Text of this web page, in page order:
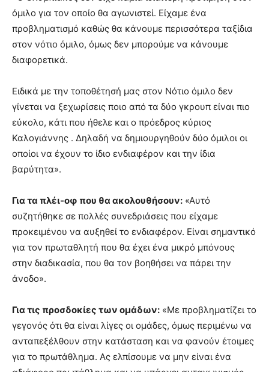
όμιλο για τον οποίο θα αγωνιστεί. Είχαμε ένα
προβληματισμό καθώς θα κάνουμε περισσότερα ταξίδια
στον νότιο όμιλο, όμως δεν μπορούμε να κάνουμε
διαφορετικά.
Ειδικά με την τοποθέτησή μας στον Νότιο όμιλο δεν
γίνεται να ξεχωρίσεις ποιο από τα δύο γκρουπ είναι πιο
εύκολο, κάτι που ήθελε και ο πρόεδρος κύριος
Καλογιάννης . Δηλαδή να δημιουργηθούν δύο όμιλοι οι
οποίοι να έχουν το ίδιο ενδιαφέρον και την ίδια
βαρύτητα».
Για τα πλέι-οφ που θα ακολουθήσουν: «Αυτό
συζητήθηκε σε πολλές συνεδριάσεις που είχαμε
προκειμένου να αυξηθεί το ενδιαφέρον. Είναι σημαντικό
για τον πρωταθλητή που θα έχει ένα μικρό μπόνους
στην διαδικασία, που θα τον βοηθήσει να πάρει την
άνοδο».
Για τις προσδοκίες των ομάδων: «Με προβληματίζει το
γεγονός ότι θα είναι λίγες οι ομάδες, όμως περιμένω να
ανταπεξέλθουν στην κατάσταση και να φανούν έτοιμες
για το πρωτάθλημα. Ας ελπίσουμε να μην είναι ένα